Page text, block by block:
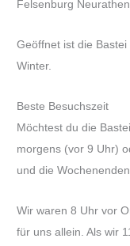
Felsenburg
Geöffnet ist die
Winter.
Beste Besuchszeit
Möchtest du die
morgens (vor 9 Uhr)
und die
Wir waren 8 Uhr vor
für uns allein. Als wir